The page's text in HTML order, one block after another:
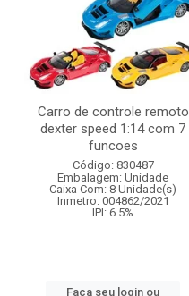
Carro de controle remoto
dexter speed 1:14 com 7
funcoes
Código: 830487
Embalagem: Unidade
Caixa Com: 8 Unidade(s)
Inmetro: 004862/2021
IPI: 6.5%
Faça seu login ou